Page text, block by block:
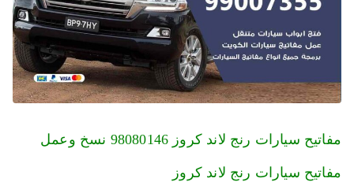
مفاتيح سيارات رنج لاند كروز 98080146‬ نسخ وعمل
مفاتيح سيارات رنج لاند كروز